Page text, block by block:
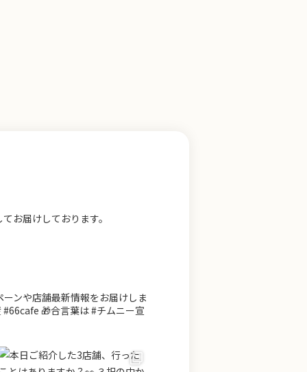
お届けしております。
ンや店舗最新情報をお届けしま
🎁合言葉は #チムニー宣